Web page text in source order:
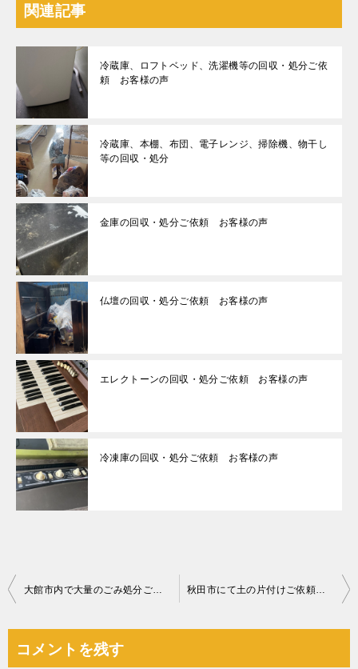
関連記事
冷蔵庫、ロフトベッド、洗濯機等の回収・処分ご依
頼 お客様の声
冷蔵庫、本棚、布団、電子レンジ、掃除機、物干し
等の回収・処分
金庫の回収・処分ご依頼 お客様の声
仏壇の回収・処分ご依頼 お客様の声
エレクトーンの回収・処分ご依頼 お客様の声
冷凍庫の回収・処分ご依頼 お客様の声
投
ビ
コメントを残す